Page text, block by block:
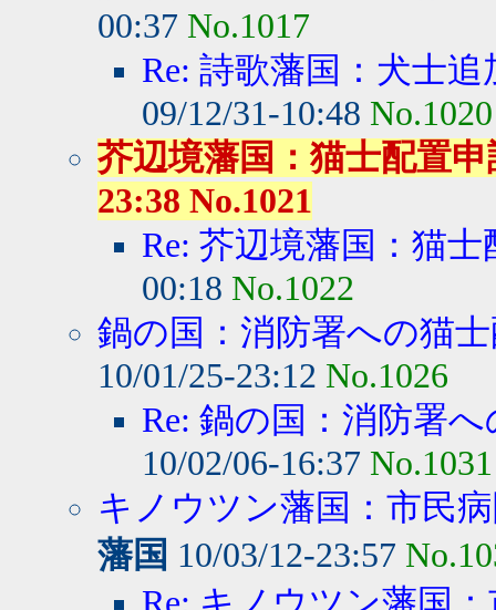
00:37 No.1017
Re: 詩歌藩国：犬士
09/12/31-10:48 No.1020
芥辺境藩国：猫士配置
23:38 No.1021
Re: 芥辺境藩国：猫士
00:18 No.1022
鍋の国：消防署への猫
10/01/25-23:12 No.1026
Re: 鍋の国：消防署
10/02/06-16:37 No.1031
キノウツン藩国：市民
藩国 10/03/12-23:57